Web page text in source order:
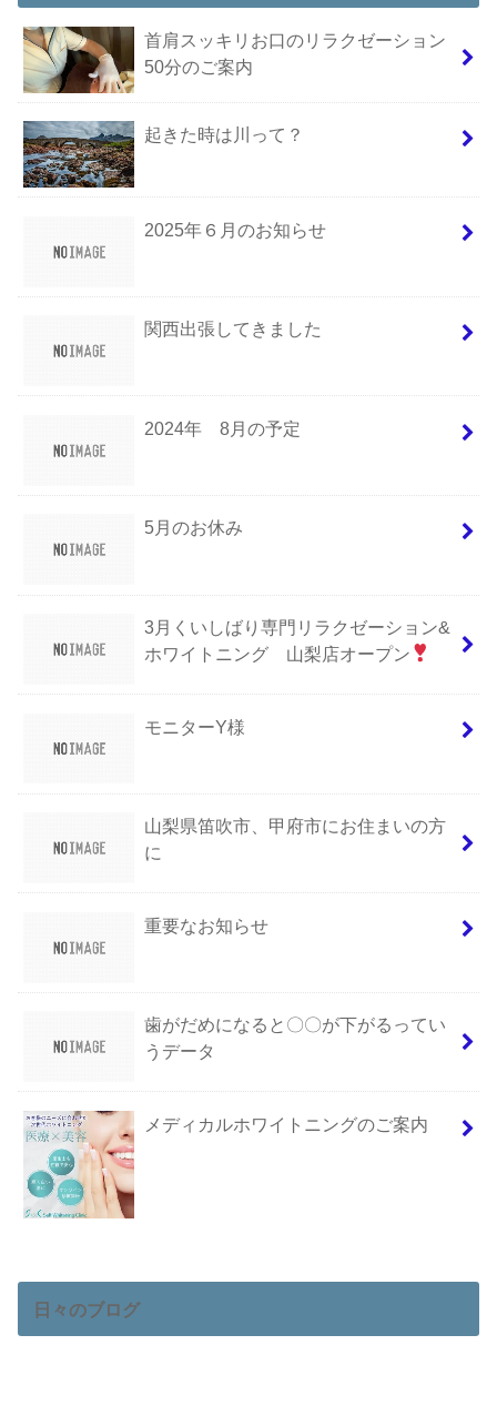
首肩スッキリお口のリラクゼーション
50分のご案内
起きた時は川って？
2025年６月のお知らせ
関西出張してきました
2024年 8月の予定
5月のお休み
3月くいしばり専門リラクゼーション&
ホワイトニング 山梨店オープン
モニターY様
山梨県笛吹市、甲府市にお住まいの方
に
重要なお知らせ
歯がだめになると〇〇が下がるってい
うデータ
メディカルホワイトニングのご案内
日々のブログ